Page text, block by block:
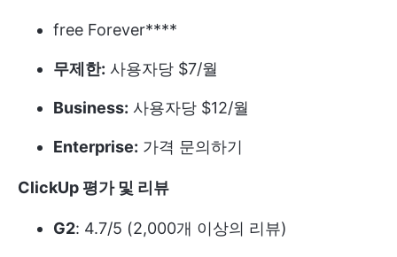
free Forever****
무제한: 사용자당 $7/월
Business: 사용자당 $12/월
Enterprise: 가격 문의하기
ClickUp 평가 및 리뷰
G2: 4.7/5 (2,000개 이상의 리뷰)